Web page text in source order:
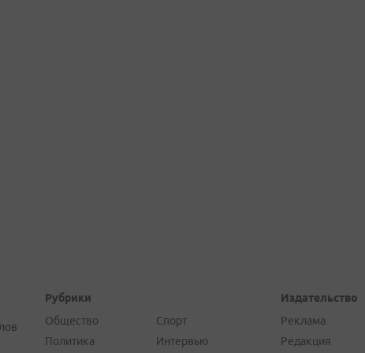
Рубрики
Общество
Политика
Спорт
Интервью
Издательство
Реклама
Редакция